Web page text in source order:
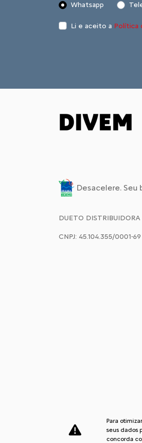
Whatsapp
Li e aceito a Política
Desacelere. Seu
DUETO
CNPJ: 45.104.355/0001-69
Desenvolvido pela
Para
seus dados
concorda